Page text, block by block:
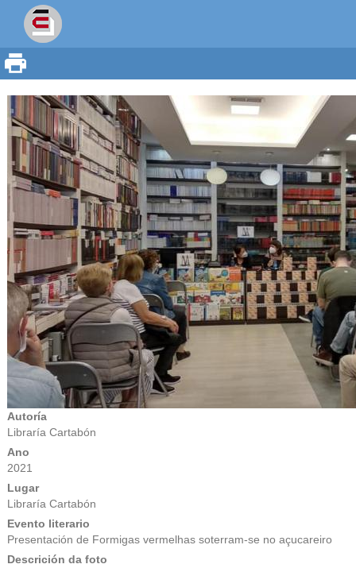
Autoría
Libraría Cartabón
Ano
2021
Lugar
Libraría Cartabón
Evento literario
Presentación de Formigas vermelhas soterram-se no açucareiro
Descrición da foto